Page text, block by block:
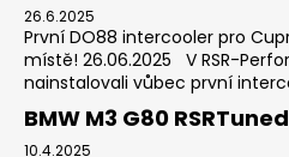
26.6.2025
První DO88 intercooler pro
místě! 26.06.2025 V RSR-
nainstalovali vůbec první
BMW M3 G80
10.4.2025